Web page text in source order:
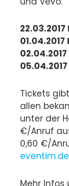
Tickets
allen
unter der
€/Anruf
0,60 €/
Mehr Infos